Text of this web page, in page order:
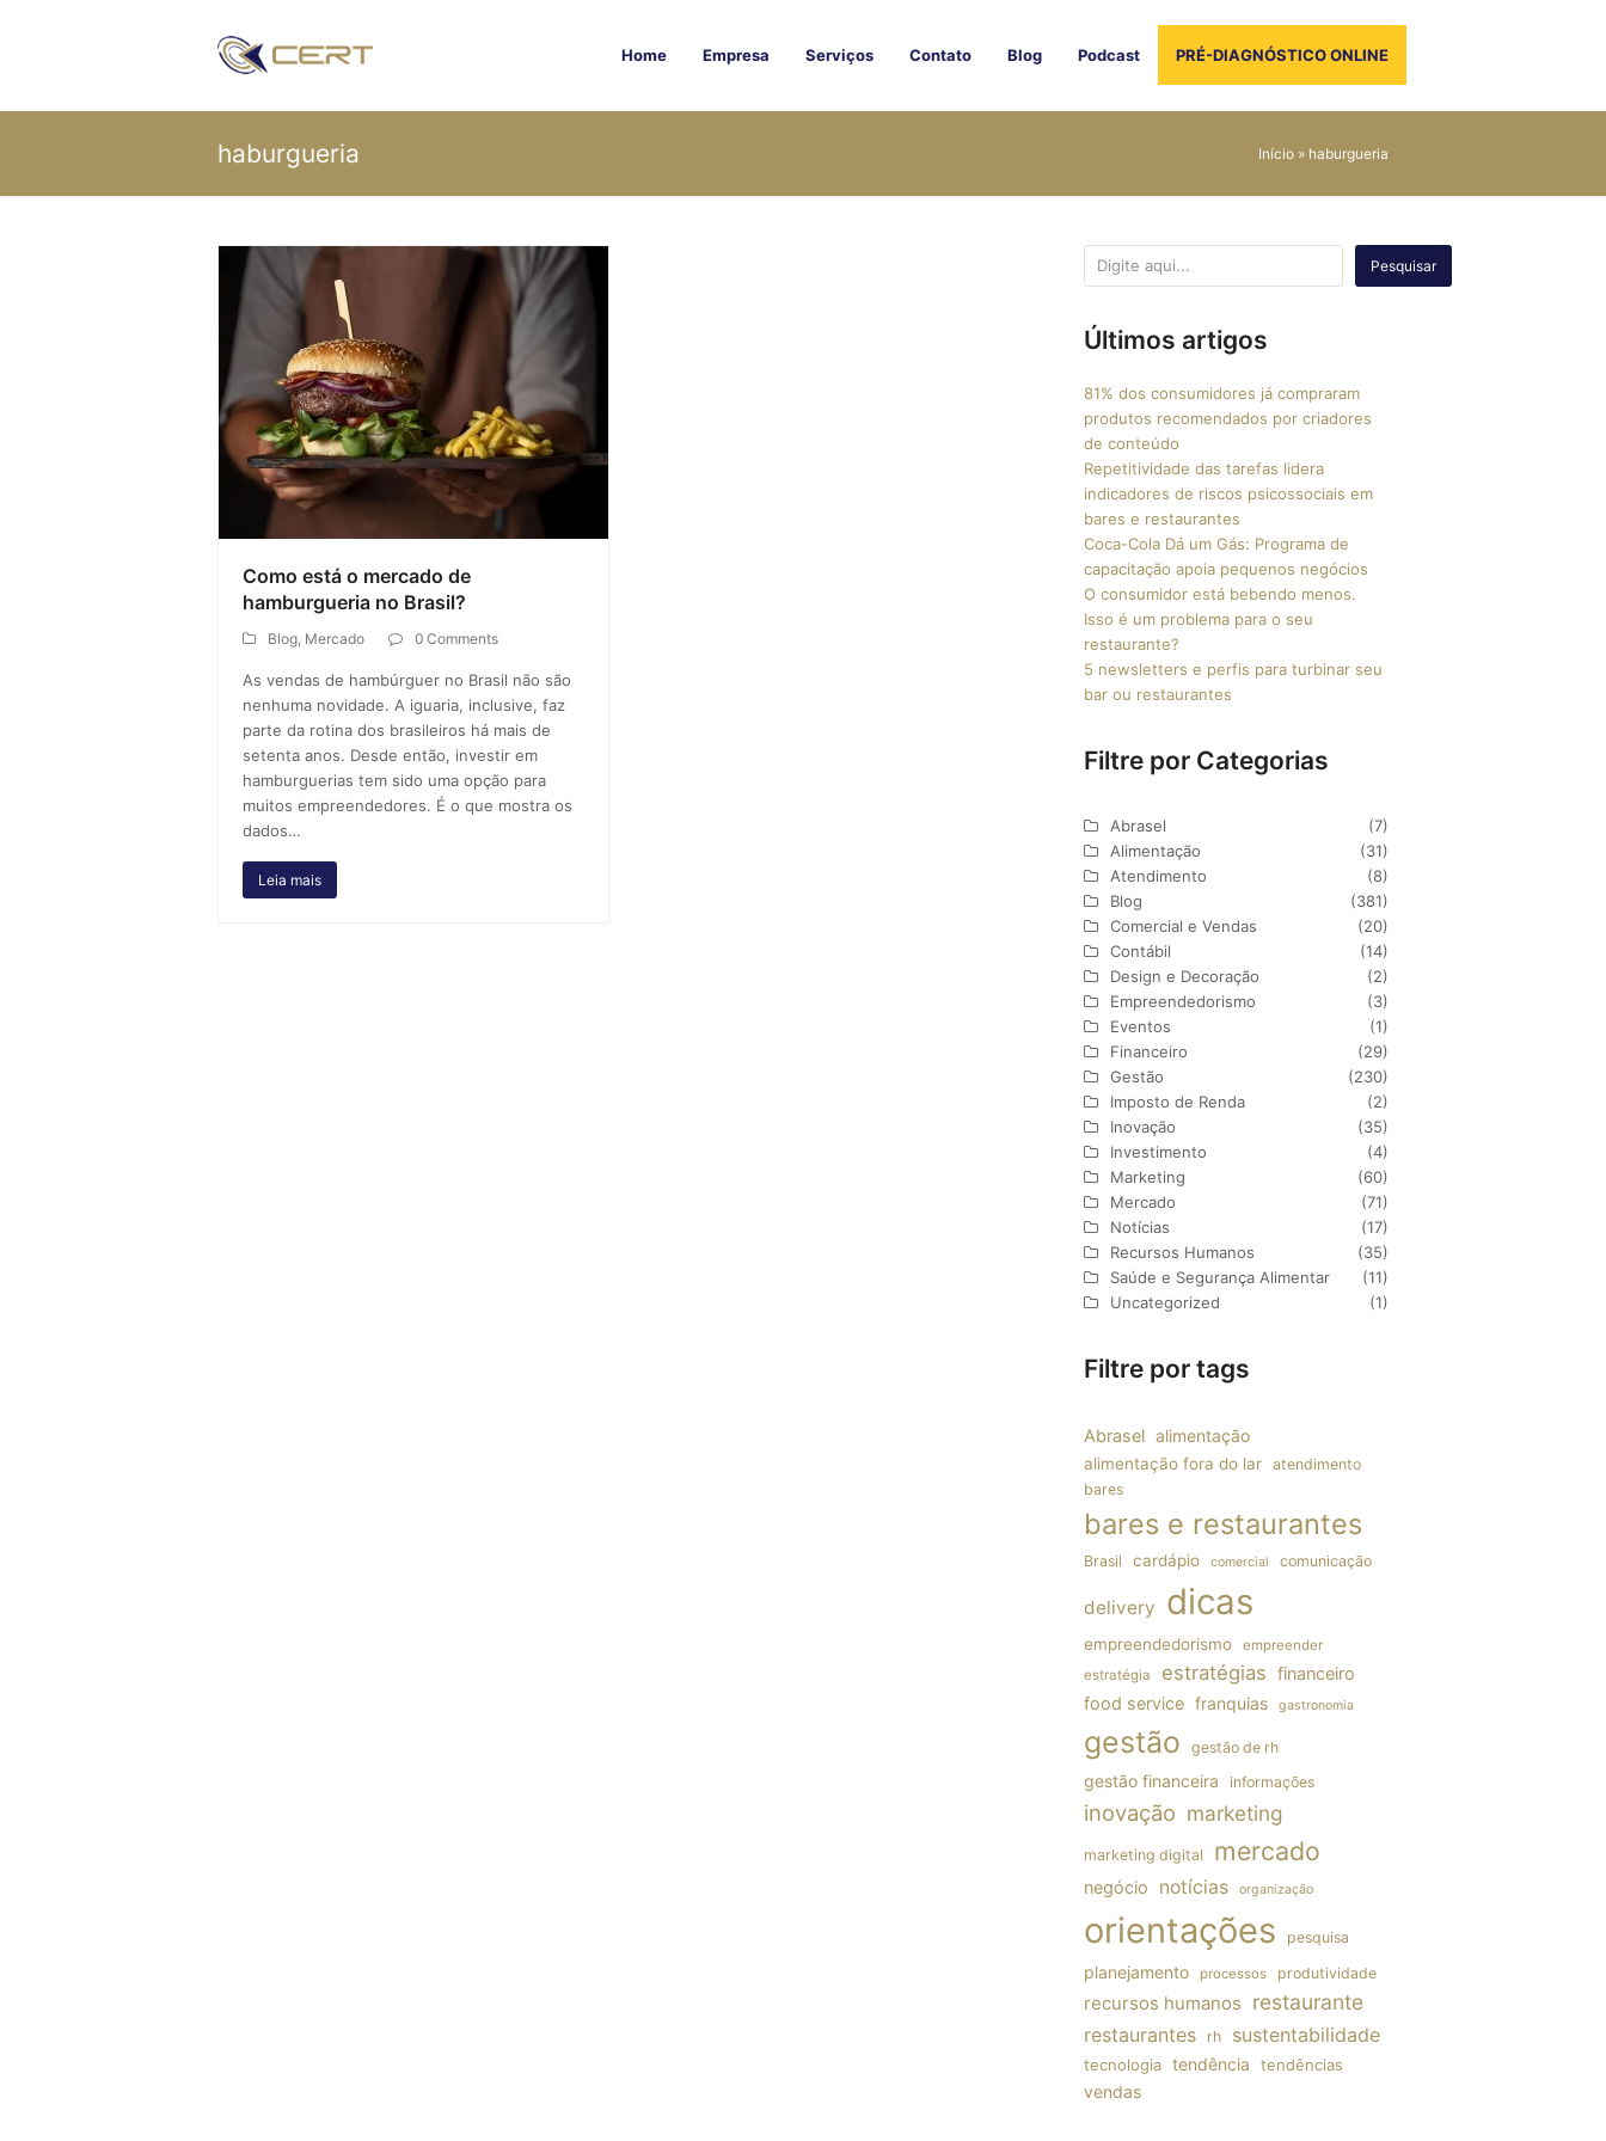
Home Empresa Serviços Contato Blog Podcast PRÉ-DIAGNÓSTICO ONLINE
haburgueria Início » haburgueria
Como está o mercado de
hamburgueria no Brasil?
Blog Mercado 0 Comments
As vendas de hambúrguer no Brasil não são
nenhuma novidade. A iguaria, inclusive, faz
parte da rotina dos brasileiros há mais de
setenta anos. Desde então, investir em
hamburguerias tem sido uma opção para
muitos empreendedores. É o que mostra os
dados…
Leia mais
Pesquisar
Últimos artigos
81% dos consumidores já compraram
produtos recomendados por criadores
de conteúdo
Repetitividade das tarefas lidera
indicadores de riscos psicossociais em
bares e restaurantes
Coca-Cola Dá um Gás: Programa de
capacitação apoia pequenos negócios
O consumidor está bebendo menos.
Isso é um problema para o seu
restaurante?
5 newsletters e perfis para turbinar seu
bar ou restaurantes
Filtre por Categorias
Abrasel
(7)
Alimentação
(31)
Atendimento
(8)
Blog
(381)
Comercial e Vendas
(20)
Contábil
(14)
Design e Decoração
(2)
Empreendedorismo
(3)
Eventos
(1)
Financeiro
(29)
Gestão
(230)
Imposto de Renda
(2)
Inovação
(35)
Investimento
(4)
Marketing
(60)
Mercado
(71)
Notícias
(17)
Recursos Humanos
(35)
Saúde e Segurança Alimentar
(11)
Uncategorized
(1)
Filtre por tags
Abrasel alimentação
alimentação fora do lar
atendimento
bares
bares e restaurantes
Brasil cardápio comercial comunicação
delivery dicas
empreendedorismo
empreender
estratégia
estratégias financeiro
food service franquias gastronomia
gestão gestão de rh
gestão financeira informações
inovação marketing
marketing digital mercado
negócio notícias organização
orientações pesquisa
planejamento processos produtividade
recursos humanos restaurante
restaurantes rh sustentabilidade
tecnologia tendência tendências
vendas